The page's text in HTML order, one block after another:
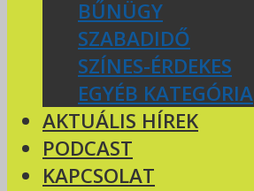
BŰNÜGY
SZABADIDŐ
SZÍNES-ÉRDEKES
EGYÉB KATEGÓRIA
AKTUÁLIS HÍREK
PODCAST
KAPCSOLAT